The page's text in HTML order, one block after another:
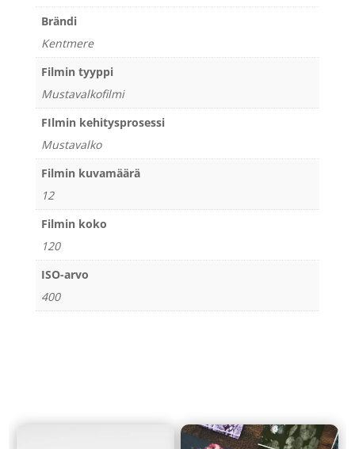
Brändi
Kentmere
Filmin tyyppi
Mustavalkofilmi
FIlmin kehitysprosessi
Mustavalko
Filmin kuvamäärä
12
Filmin koko
120
ISO-arvo
400